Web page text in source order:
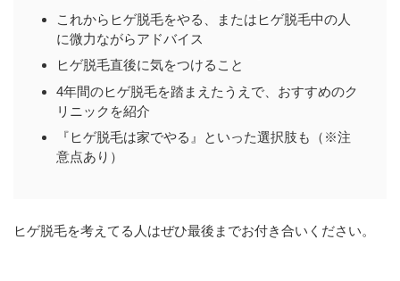
これからヒゲ脱毛をやる、またはヒゲ脱毛中の人
に微力ながらアドバイス
ヒゲ脱毛直後に気をつけること
4年間のヒゲ脱毛を踏まえたうえで、おすすめのク
リニックを紹介
『ヒゲ脱毛は家でやる』といった選択肢も（※注
意点あり）
ヒゲ脱毛を考えてる人はぜひ最後までお付き合いください。